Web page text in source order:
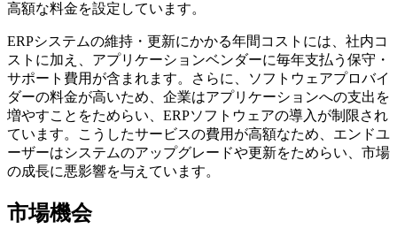
高額な料金を設定しています。
ERPシステムの維持・更新にかかる年間コストには、社内コ
ストに加え、アプリケーションベンダーに毎年支払う保守・
サポート費用が含まれます。さらに、ソフトウェアプロバイ
ダーの料金が高いため、企業はアプリケーションへの支出を
増やすことをためらい、ERPソフトウェアの導入が制限され
ています。こうしたサービスの費用が高額なため、エンドユ
ーザーはシステムのアップグレードや更新をためらい、市場
の成長に悪影響を与えています。
市場機会